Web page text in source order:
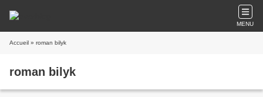
MENU
Accueil » roman bilyk
roman bilyk